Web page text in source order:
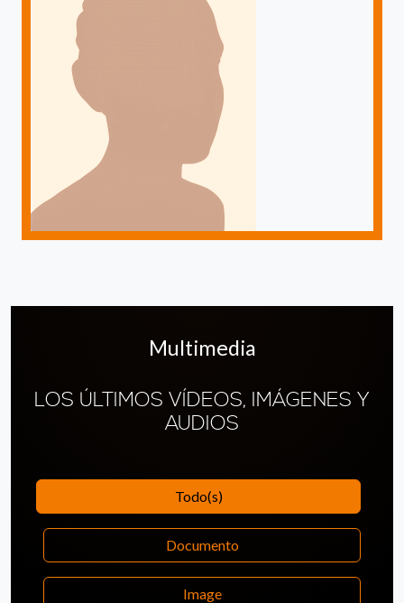
Multimedia
LOS ÚLTIMOS VÍDEOS, IMÁGENES Y
AUDIOS
Todo(s)
Documento
Image